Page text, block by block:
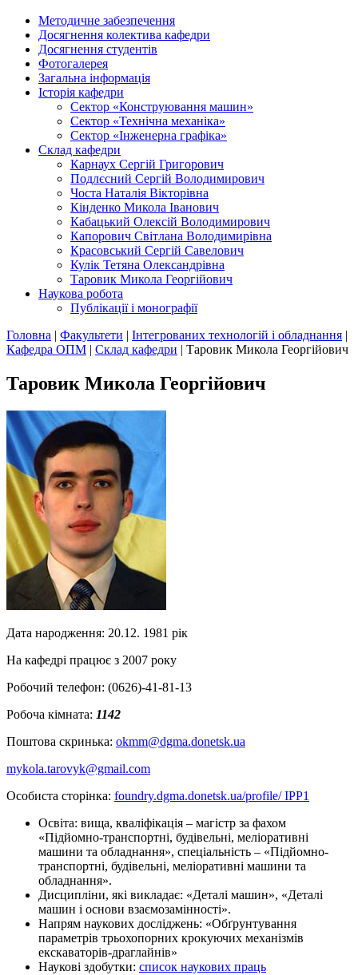
Методичне забезпечення
Досягнення колектива кафедри
Досягнення студентів
Фотогалерея
Загальна інформація
Історія кафедри
Сектор «Конструювання машин»
Сектор «Технічна механіка»
Сектор «Інженерна графіка»
Склад кафедри
Карнаух Сергій Григорович
Подлєсний Сергій Володимирович
Чоста Наталія Вікторівна
Кінденко Микола Іванович
Кабацький Олексій Володимирович
Капорович Світлана Володимирівна
Красовський Сергій Савелович
Кулік Тетяна Олександрівна
Таровик Микола Георгійович
Наукова робота
Публікації і монографії
Головна | Факультети | Інтегрованих технологій і обладнання |
Кафедра ОПМ | Склад кафедри | Таровик Микола Георгійович
Таровик Микола Георгійович
Дата народження: 20.12. 1981 рік
На кафедрі працює з 2007 року
Робочий телефон: (0626)-41-81-13
Робоча кімната: 1142
Поштова скринька: okmm@dgma.donetsk.ua
mykola.tarovyk@gmail.com
Особиста сторінка: foundry.dgma.donetsk.ua/profile/ IPP1
Освіта: вища, кваліфікація – магістр за фахом
«Підйомно-транспортні, будівельні, меліоративні
машини та обладнання», спеціальність – «Підйомно-
транспортні, будівельні, меліоративні машини та
обладнання».
Дисципліни, які викладає: «Деталі машин», «Деталі
машин і основи взаємозамінності».
Напрям наукових досліджень: «Обґрунтування
параметрів трьохопорних крокуючих механізмів
екскаваторів-драглайнів»
Наукові здобутки: список наукових праць